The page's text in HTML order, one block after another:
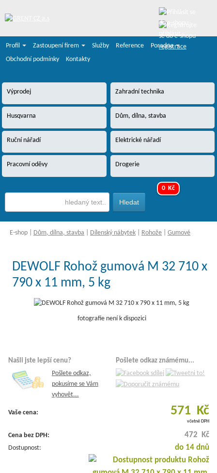
registrace
Profil
Zastoupení firem Služby Reference
Poradna
Obchodní podmínky
Kontakty
Výprodej Zahradní technika
Husqvarna Dům, dílna, stavba
Ruční nářadí Elektrické nářadí
Pracovní oděvy Drogerie
0 Kč
E-shop Dům, dílna, stavba Dílenský nábytek Rohože Gumové
DEWOLF Rohož gumová M 32 710 x
790 x 11 mm, 5 kg
fotografie není k dispozici
Našli jste lepší cenu?
Pošlete odkaz,
pokusíme se Vám
vyhovět...
Pošlete odkaz známému...
Vaše cena: 571 Kč
včetně DPH
Cena bez DPH: 472 Kč
Dostupnost: do 14 dnů